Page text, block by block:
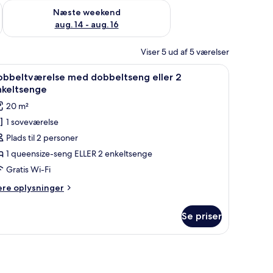
aug. 7 - aug. 9
Næste weekend
aug. 14 - aug. 16
Tjek tilgængelighed for næste weekend aug. 14 - aug. 16
Viser 5 ud af 5 værelser
et skrivebord og et spejl. Et hotelværelse med to senge, et
7
med dobbeltseng eller 2
20 m²
1 soveværelse
Plads til 2 personer
1 queensize-seng ELLER 2 enkeltsenge
Gratis Wi-Fi
oplysninger
Se priser
sengegavl og en stol.